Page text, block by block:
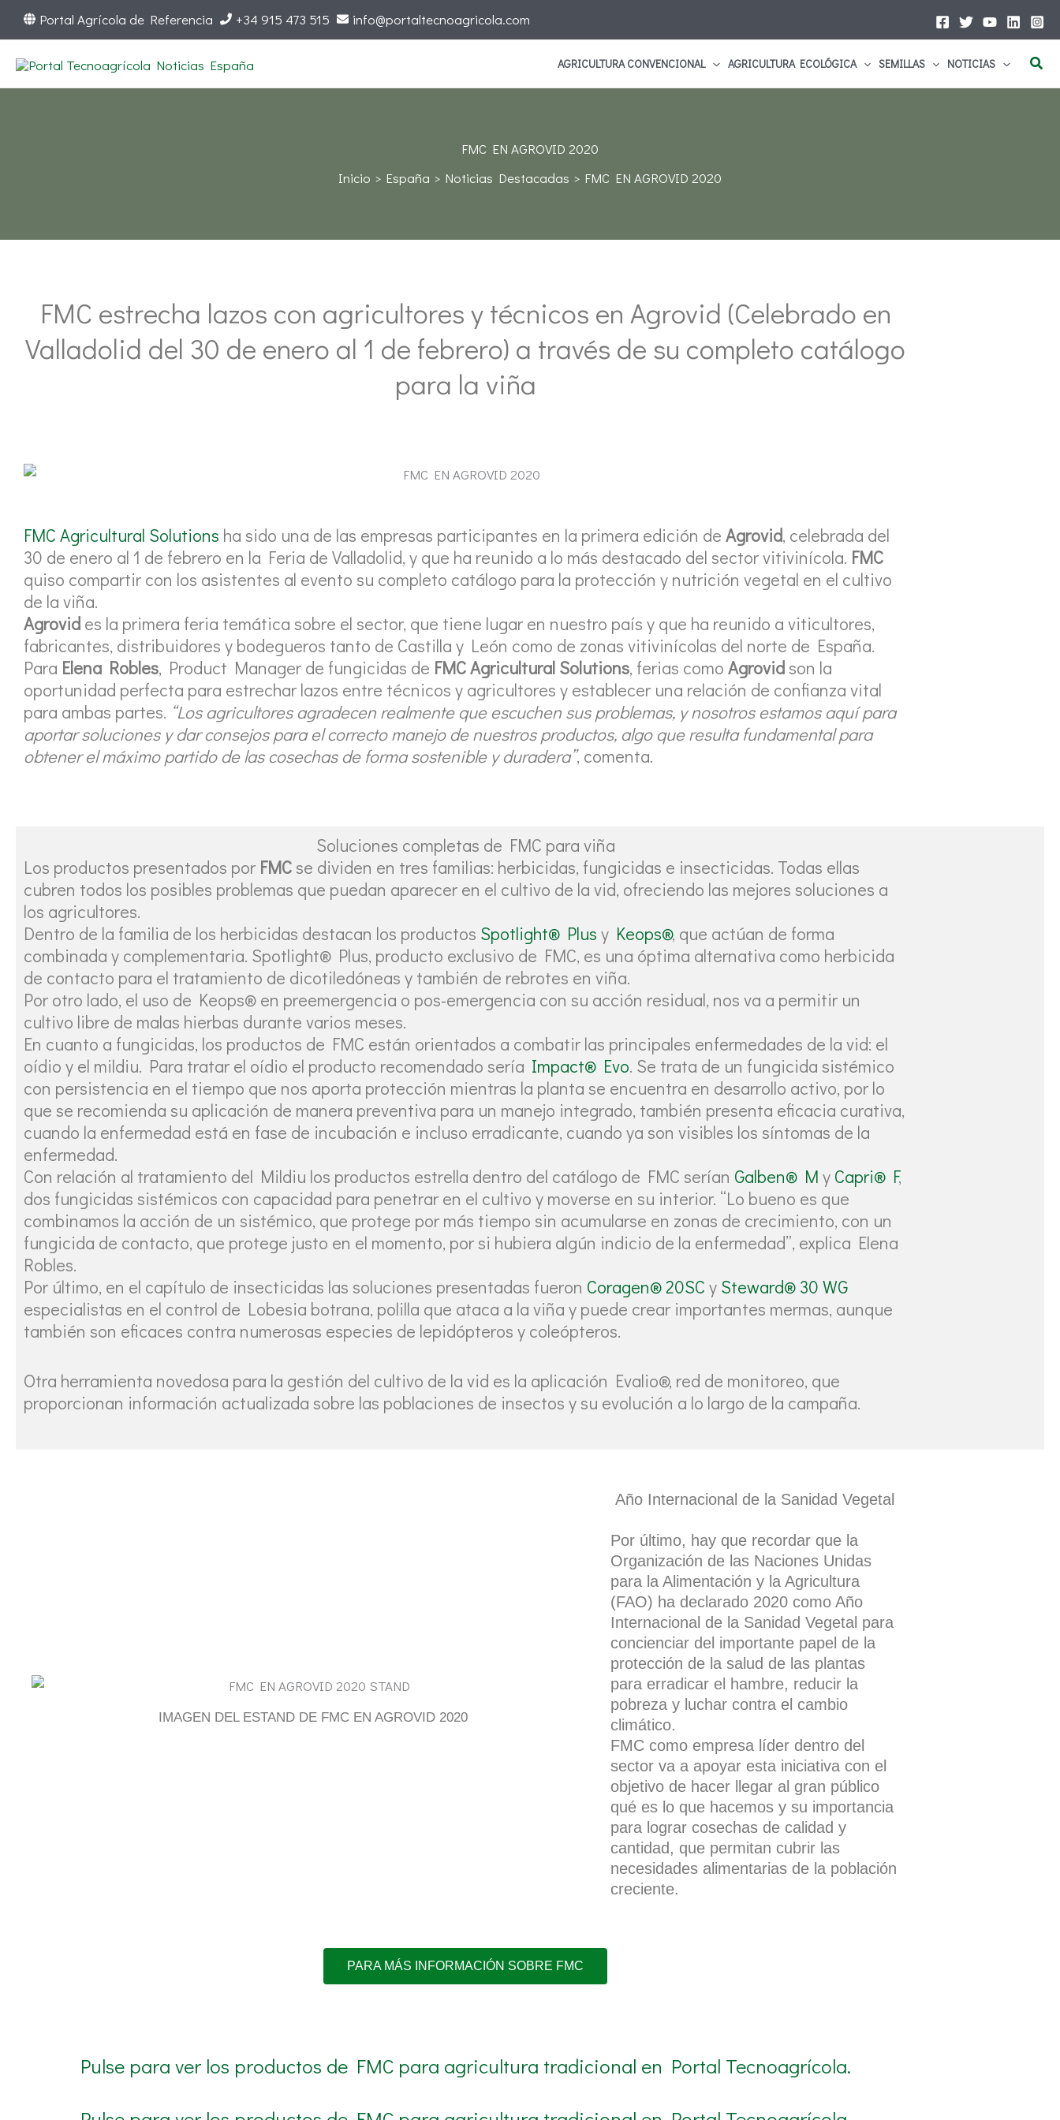
Portal Agrícola de Referencia +34 915 473 515 info@portaltecnoagricola.com
AGRICULTURA CONVENCIONAL AGRICULTURA ECOLÓGICA SEMILLAS NOTICIAS
FMC EN AGROVID 2020
Inicio
España Noticias Destacadas FMC EN AGROVID 2020
FMC estrecha lazos con agricultores y técnicos en Agrovid (Celebrado en
Valladolid del 30 de enero al 1 de febrero) a través de su completo catálogo
para la viña
FMC Agricultural Solutions ha sido una de las empresas participantes en la primera edición de Agrovid, celebrada del
30 de enero al 1 de febrero en la Feria de Valladolid, y que ha reunido a lo más destacado del sector vitivinícola. FMC
quiso compartir con los asistentes al evento su completo catálogo para la protección y nutrición vegetal en el cultivo
de la viña.
Agrovid es la primera feria temática sobre el sector, que tiene lugar en nuestro país y que ha reunido a viticultores,
fabricantes, distribuidores y bodegueros tanto de Castilla y León como de zonas vitivinícolas del norte de España.
Para Elena Robles, Product Manager de fungicidas de FMCAgricultural Solutions, ferias como Agrovidson la
oportunidad perfecta para estrechar lazos entre técnicos y agricultores y establecer una relación de confianza vital
para ambas partes. “Los agricultores agradecen realmente que escuchen sus problemas, y nosotros estamos aquí para
aportar soluciones y dar consejos para el correcto manejo de nuestros productos, algo que resulta fundamental para
obtener el máximo partido de las cosechas de forma sostenible y duradera”, comenta.
Soluciones completas de FMC para viña
Los productos presentados por FMCse dividen en tres familias: herbicidas, fungicidas e insecticidas. Todas ellas
cubren todos los posibles problemas que puedan aparecer en el cultivo de la vid, ofreciendo las mejores soluciones a
los agricultores.
Dentro de la familia de los herbicidas destacan los productos Spotlight® Plus y Keops®, que actúan de forma
combinada y complementaria. Spotlight® Plus, producto exclusivo de FMC, es una óptima alternativa como herbicida
de contacto para el tratamiento de dicotiledóneas y también de rebrotes en viña.
Por otro lado, el uso de Keops® en preemergencia o pos-emergencia con su acción residual, nos va a permitir un
cultivo libre de malas hierbas durante varios meses.
En cuanto a fungicidas, los productos de FMC están orientados a combatir las principales enfermedades de la vid: el
oídio y el mildiu. Para tratar el oídio el producto recomendado sería Impact® Evo. Se trata de un fungicida sistémico
con persistencia en el tiempo que nos aporta protección mientras la planta se encuentra en desarrollo activo, por lo
que se recomienda su aplicación de manera preventiva para un manejo integrado, también presenta eficacia curativa,
cuando la enfermedad está en fase de incubación e incluso erradicante, cuando ya son visibles los síntomas de la
enfermedad.
Con relación al tratamiento del Mildiu los productos estrella dentro del catálogo de FMC serían Galben® M y Capri® F,
dos fungicidas sistémicos con capacidad para penetrar en el cultivo y moverse en su interior. “Lo bueno es que
combinamos la acción de un sistémico, que protege por más tiempo sin acumularse en zonas de crecimiento, con un
fungicida de contacto, que protege justo en el momento, por si hubiera algún indicio de la enfermedad”, explica Elena
Robles.
Por último, en el capítulo de insecticidas las soluciones presentadas fueron Coragen® 20SC y Steward® 30 WG
especialistas en el control de Lobesia botrana, polilla que ataca a la viña y puede crear importantes mermas, aunque
también son eficaces contra numerosas especies de lepidópteros y coleópteros.
Otra herramienta novedosa para la gestión del cultivo de la vid es la aplicación Evalio®, red de monitoreo, que
proporcionan información actualizada sobre las poblaciones de insectos y su evolución a lo largo de la campaña.
IMAGEN DEL ESTAND DE FMC EN AGROVID 2020
Año Internacional de la Sanidad Vegetal
Por último, hay que recordar que la
Organización de las Naciones Unidas
para la Alimentación y la Agricultura
(FAO) ha declarado 2020 como Año
Internacional de la Sanidad Vegetal para
concienciar del importante papel de la
protección de la salud de las plantas
para erradicar el hambre, reducir la
pobreza y luchar contra el cambio
climático.
FMC como empresa líder dentro del
sector va a apoyar esta iniciativa con el
objetivo de hacer llegar al gran público
qué es lo que hacemos y su importancia
para lograr cosechas de calidad y
cantidad, que permitan cubrir las
necesidades alimentarias de la población
creciente.
PARA MÁS INFORMACIÓN SOBRE FMC
Pulse para ver los productos de FMC para agricultura tradicional en Portal Tecnoagrícola.